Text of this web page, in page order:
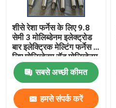
शीसे रेशा फर्नेस के लिए 9.8
सेमी 3 मोलिब्डेनम इलेक्ट्रोड
बार इलेक्ट्रिक मेल्टिंग फर्नेस के
लिए मोलिब्डेनम रॉड मोलिब्डेनम
इलेक्ट्रोड
सबसे अच्छी कीमत
हमसे संपर्क करें